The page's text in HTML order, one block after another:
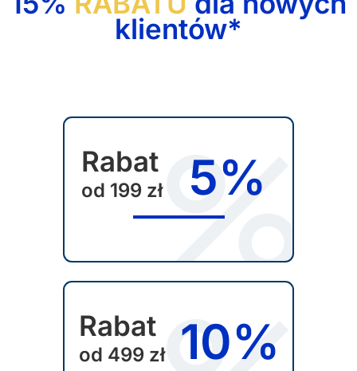
klientów*
Rabat
od 199 zł 5%
Rabat
od 499 zł 10%